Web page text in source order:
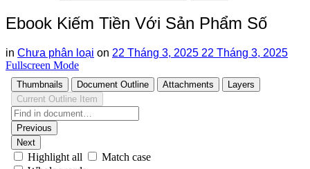
Ebook Kiếm Tiền Với Sản Phẩm Số
in Chưa phân loại on 22 Tháng 3, 2025 22 Tháng 3, 2025
Fullscreen Mode